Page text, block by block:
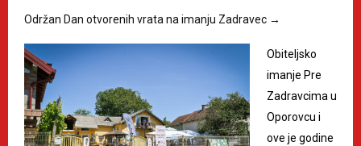
Održan Dan otvorenih vrata na imanju Zadravec →
Obiteljsko
imanje Pre
Zadravcima u
Oporovcu i
ove je godine